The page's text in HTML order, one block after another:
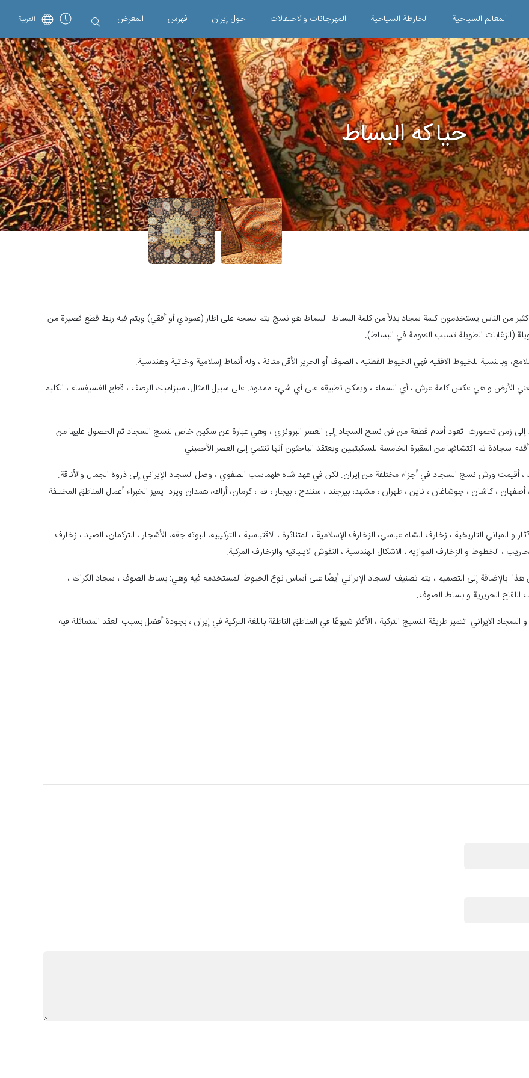
المعالم السياحية الخارطة السياحية المهرجانات والاحتفالات حول إیران فهرس المعرض العربية
حياكه البساط
كثير من الناس يستخدمون كلمة سجاد بدلاً من كلمة البساط. البساط هو نسج يتم نسجه على اطار (عمودي أو أفقي) ويتم فيه ربط قطع قصيرة من
(الزغابات الطويلة تسبب النعومة في البساط).
وبالنسبة للخيوط الافقيه فهي الخيوط القطنيه ، الصوف أو الحرير الأقل متانة ، وله أنماط إسلامية وخاتية وهندسية.
تعني الأرض و هي عكس كلمة عرش ، أي السماء ، ويمكن تطبيقه على أي شيء ممدود. على سبيل المثال، سيزاميك الرصف ، قطع الفسيفساء ، الكليم
إلى زمن تحمورث. تعود أقدم قطعة من فن نسج السجاد إلى العصر البرونزي ، وهي عبارة عن سكين خاص لنسج السجاد تم الحصول عليها من
، أقيمت ورش نسج السجاد في أجزاء مختلفة من إيران. لكن في عهد شاه طهماسب الصفوي ، وصل السجاد الإيراني إلى ذروة الجمال والأناقة.
، كاشان ، جوشاغان ، ناين ، طهران ، مشهد، بيرجند ، سنندج ، بيجار ، قم ، كرمان، أراك، همدان ويزد. يميز الخبراء أعمال المناطق المختلفة
رئيسية ، وهي: زخارف الآثار و المباني التاريخية ، زخارف الشاه عباسي، الزخارف الإسلامية ، المتناثرة ، الاقتباسية ، التركيبيه، البوته جقه، الأشجار ، التركمان، الصيد ، زخارف
، الخطوط و الزخارف الموازيه ، الاشكال الهندسية ، النقوش الايلياتيه والزخارف المركبة.
من هذا. بالإضافة إلى التصميم ، يتم تصنيف السجاد الإيراني أيضًا على أساس نوع الخيوط المستخدمه فيه وهي: بساط الصوف ، سجاد الكراك ،
اللقاح الحريرية و بساط الصوف.
الايراني. تتميز طريقة النسيج التركية ، الأكثر شيوعًا في المناطق الناطقة باللغة التركية في إيران ، بجودة أفضل بسبب العقد المتماثلة فيه